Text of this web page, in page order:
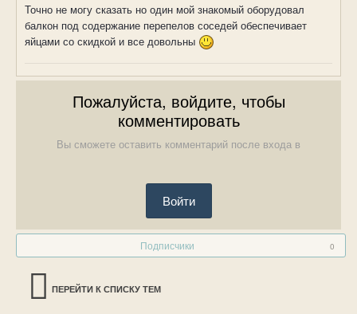
Точно не могу сказать но один мой знакомый оборудовал
балкон под содержание перепелов соседей обеспечивает
яйцами со скидкой и все довольны
Пожалуйста, войдите, чтобы
комментировать
Вы сможете оставить комментарий после входа в
Войти
Подписчики 0
ПЕРЕЙТИ К СПИСКУ ТЕМ